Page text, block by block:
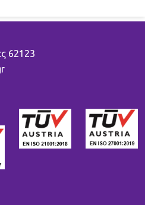
62123